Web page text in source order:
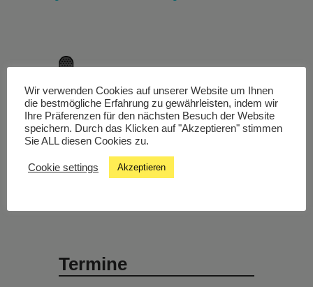
Livestream
Studiochat
Termine
Wir verwenden Cookies auf unserer Website um Ihnen
die bestmögliche Erfahrung zu gewährleisten, indem wir
Ihre Präferenzen für den nächsten Besuch der Website
speichern. Durch das Klicken auf "Akzeptieren" stimmen
Sie ALL diesen Cookies zu.
Cookie settings Akzeptieren